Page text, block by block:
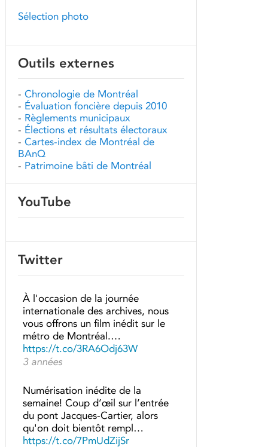
Sélection photo
Outils externes
- Chronologie de Montréal
- Évaluation foncière depuis 2010
- Règlements municipaux
- Élections et résultats électoraux
- Cartes-index de Montréal de
BAnQ
- Patrimoine bâti de Montréal
YouTube
Twitter
À l'occasion de la journée
internationale des archives, nous
vous offrons un film inédit sur le
métro de Montréal.…
https://t.co/3RA6Odj63W
3 années
Numérisation inédite de la
semaine! Coup d’œil sur l’entrée
du pont Jacques-Cartier, alors
qu'on doit bientôt rempl…
https://t.co/7PmUdZijSr